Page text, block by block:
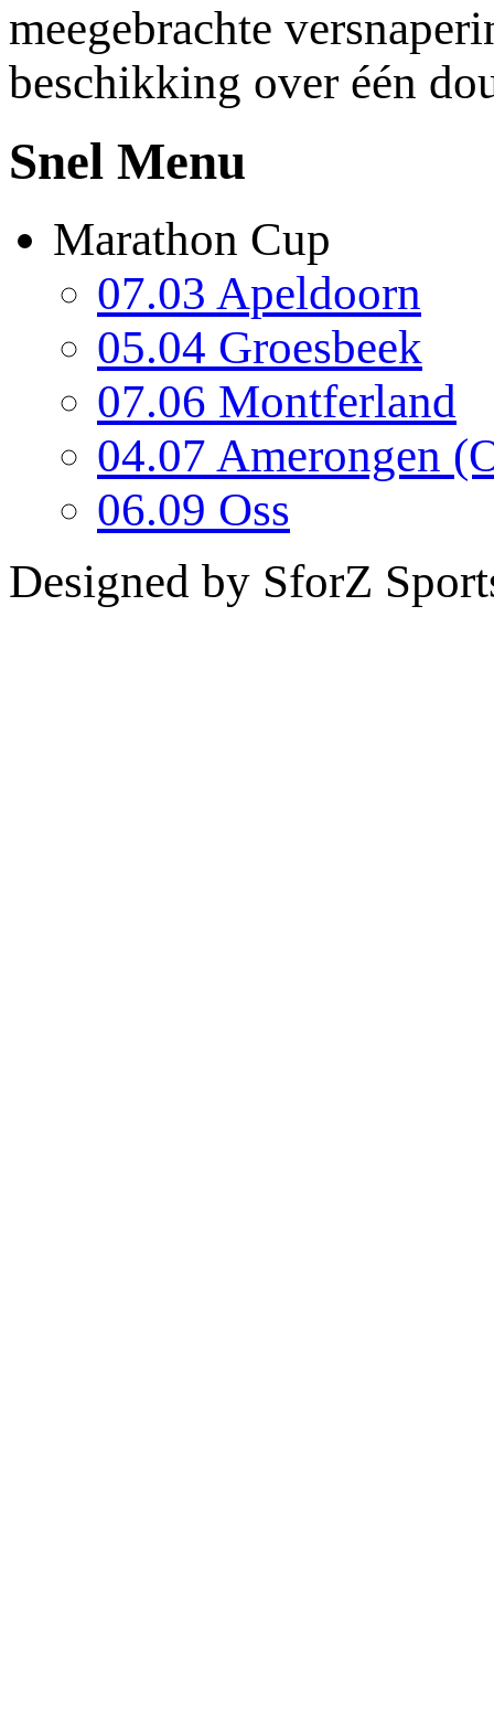
meegebrachte
beschikking over één
Snel Menu
Marathon Cup
07.03 Apeldoorn
05.04 Groesbeek
07.06 Montferland
04.07 Amerongen
06.09 Oss
Designed by SforZ